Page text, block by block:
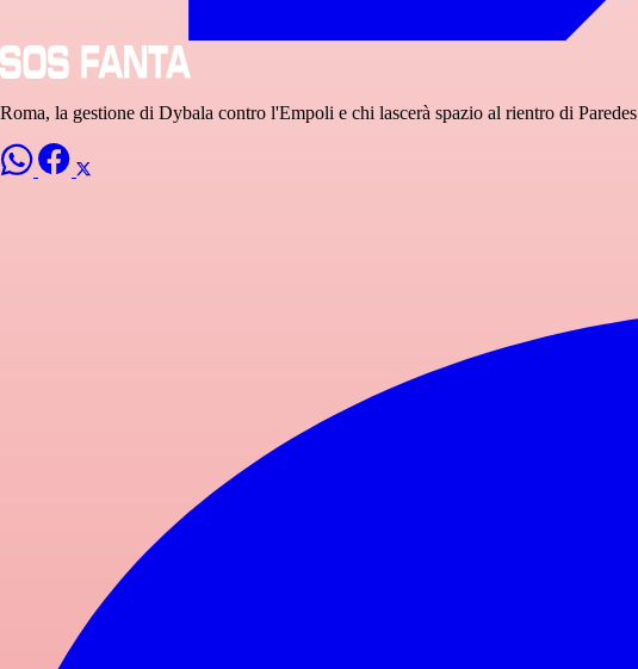
Roma, la gestione di Dybala contro l'Empoli e chi lascerà spazio al rientro di Paredes